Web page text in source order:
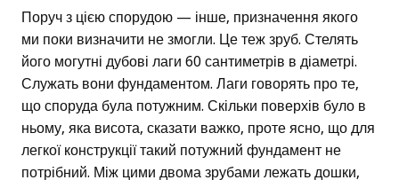
Поруч з цією спорудою — інше, призначення якого
ми поки визначити не змогли. Це теж зруб. Стелять
його могутні дубові лаги 60 сантиметрів в діаметрі.
Служать вони фундаментом. Лаги говорять про те,
що споруда була потужним. Скільки поверхів було в
ньому, яка висота, сказати важко, проте ясно, що для
легкої конструкції такий потужний фундамент не
потрібний. Між цими двома зрубами лежать дошки,